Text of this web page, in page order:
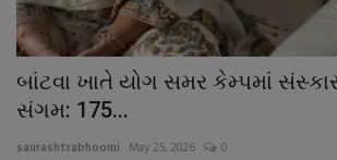
જુનાગઢ
Support US
બજારના સમાચાર
બાંટવા ખાતે યોગ સમર કેમ્પમાં
સંગમ: 175...
saurashtrabhoomi May 25, 2026 0